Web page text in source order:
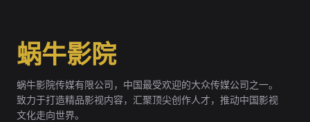
蜗牛影院
蜗牛影院传媒有限公司，中国最受欢迎的大众传媒公司之一。
致力于打造精品影视内容，汇聚顶尖创作人才，推动中国影视
文化走向世界。